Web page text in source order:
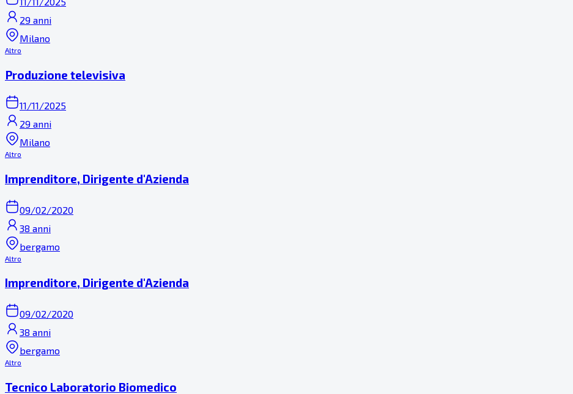
29 anni
Milano
Altro
Produzione televisiva
11/11/2025
29 anni
Milano
Altro
Imprenditore, Dirigente d'Azienda
09/02/2020
38 anni
bergamo
Altro
Imprenditore, Dirigente d'Azienda
09/02/2020
38 anni
bergamo
Altro
Tecnico Laboratorio Biomedico